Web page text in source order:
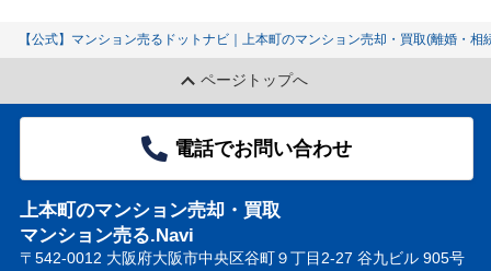
【公式】マンション売るドットナビ｜上本町のマンション売却・買取(離婚・相
ページトップへ
電話でお問い合わせ
上本町のマンション売却・買取
マンション売る.Navi
〒542-0012 大阪府大阪市中央区谷町９丁目2-27 谷九ビル 905号